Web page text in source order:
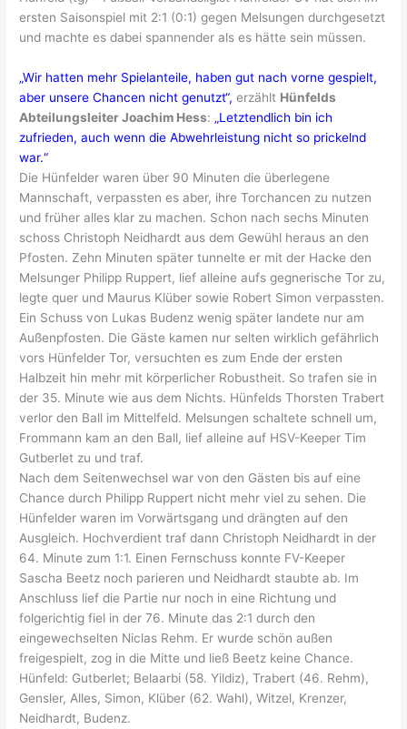
ersten Saisonspiel mit 2:1 (0:1) gegen Melsungen durchgesetzt
und machte es dabei spannender als es hätte sein müssen.
„Wir hatten mehr Spielanteile, haben gut nach vorne gespielt,
aber unsere Chancen nicht genutzt“, erzählt Hünfelds
Abteilungsleiter Joachim Hess: „Letztendlich bin ich
zufrieden, auch wenn die Abwehrleistung nicht so prickelnd
war.“
Die Hünfelder waren über 90 Minuten die überlegene
Mannschaft, verpassten es aber, ihre Torchancen zu nutzen
und früher alles klar zu machen. Schon nach sechs Minuten
schoss Christoph Neidhardt aus dem Gewühl heraus an den
Pfosten. Zehn Minuten später tunnelte er mit der Hacke den
Melsunger Philipp Ruppert, lief alleine aufs gegnerische Tor zu,
legte quer und Maurus Klüber sowie Robert Simon verpassten.
Ein Schuss von Lukas Budenz wenig später landete nur am
Außenpfosten. Die Gäste kamen nur selten wirklich gefährlich
vors Hünfelder Tor, versuchten es zum Ende der ersten
Halbzeit hin mehr mit körperlicher Robustheit. So trafen sie in
der 35. Minute wie aus dem Nichts. Hünfelds Thorsten Trabert
verlor den Ball im Mittelfeld. Melsungen schaltete schnell um,
Frommann kam an den Ball, lief alleine auf HSV-Keeper Tim
Gutberlet zu und traf.
Nach dem Seitenwechsel war von den Gästen bis auf eine
Chance durch Philipp Ruppert nicht mehr viel zu sehen. Die
Hünfelder waren im Vorwärtsgang und drängten auf den
Ausgleich. Hochverdient traf dann Christoph Neidhardt in der
64. Minute zum 1:1. Einen Fernschuss konnte FV-Keeper
Sascha Beetz noch parieren und Neidhardt staubte ab. Im
Anschluss lief die Partie nur noch in eine Richtung und
folgerichtig fiel in der 76. Minute das 2:1 durch den
eingewechselten Niclas Rehm. Er wurde schön außen
freigespielt, zog in die Mitte und ließ Beetz keine Chance.
Hünfeld: Gutberlet; Belaarbi (58. Yildiz), Trabert (46. Rehm),
Gensler, Alles, Simon, Klüber (62. Wahl), Witzel, Krenzer,
Neidhardt, Budenz.